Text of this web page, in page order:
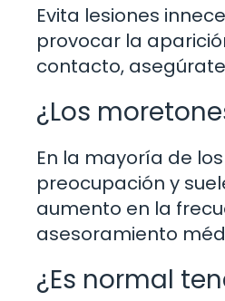
Evita lesiones
provocar la
contacto,
¿Los
En la mayoría de
preocupación y
aumento en la
asesoramiento
¿Es normal